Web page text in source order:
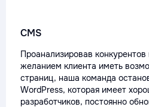
CMS
Проанализировав конкурентов
желанием клиента иметь
страниц, наша команда
WordPress, которая имеет
разработчиков, постоянно